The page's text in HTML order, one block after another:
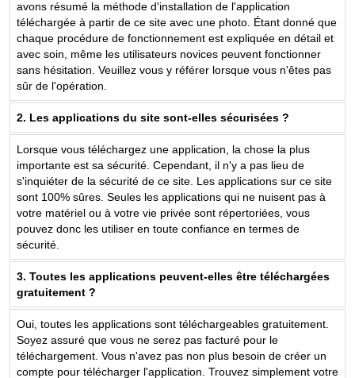
avons résumé la méthode d'installation de l'application
téléchargée à partir de ce site avec une photo. Étant donné que
chaque procédure de fonctionnement est expliquée en détail et
avec soin, même les utilisateurs novices peuvent fonctionner
sans hésitation. Veuillez vous y référer lorsque vous n'êtes pas
sûr de l'opération.
2. Les applications du site sont-elles sécurisées ?
Lorsque vous téléchargez une application, la chose la plus
importante est sa sécurité. Cependant, il n'y a pas lieu de
s'inquiéter de la sécurité de ce site. Les applications sur ce site
sont 100% sûres. Seules les applications qui ne nuisent pas à
votre matériel ou à votre vie privée sont répertoriées, vous
pouvez donc les utiliser en toute confiance en termes de
sécurité.
3. Toutes les applications peuvent-elles être téléchargées
gratuitement ?
Oui, toutes les applications sont téléchargeables gratuitement.
Soyez assuré que vous ne serez pas facturé pour le
téléchargement. Vous n'avez pas non plus besoin de créer un
compte pour télécharger l'application. Trouvez simplement votre